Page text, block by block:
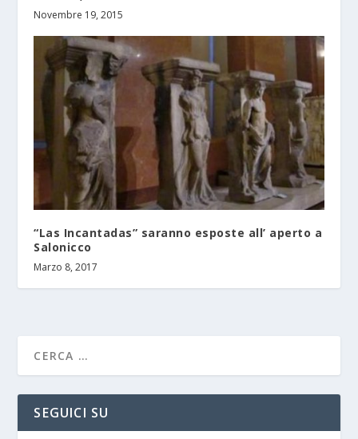
Novembre 19, 2015
“Las Incantadas” saranno esposte all’ aperto a
Salonicco
Marzo 8, 2017
SEGUICI SU